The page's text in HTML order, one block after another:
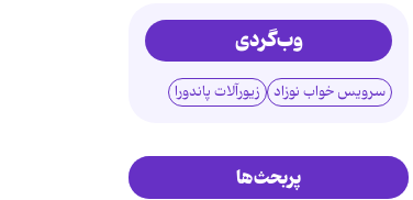
وب‌گردی
سرویس خواب نوزاد زیورآلات پاندورا
پربحث‌ها